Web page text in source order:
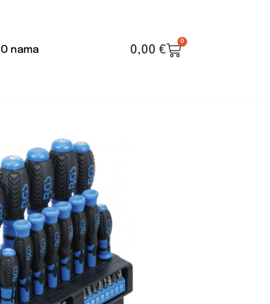
O nama 0,00 €
0